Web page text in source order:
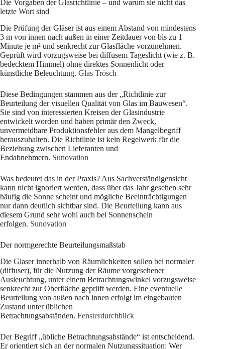
Die Vorgaben der Glasrichtlinie – und warum sie nicht das
letzte Wort sind
Die Prüfung der Gläser ist aus einem Abstand von mindestens
3 m von innen nach außen in einer Zeitdauer von bis zu 1
Minute je m² und senkrecht zur Glasfläche vorzunehmen.
Geprüft wird vorzugsweise bei diffusem Tageslicht (wie z. B.
bedecktem Himmel) ohne direktes Sonnenlicht oder
künstliche Beleuchtung. Glas Trösch
Diese Bedingungen stammen aus der „Richtlinie zur
Beurteilung der visuellen Qualität von Glas im Bauwesen“.
Sie sind von interessierten Kreisen der Glasindustrie
entwickelt worden und haben primär den Zweck,
unvermeidbare Produktionsfehler aus dem Mangelbegriff
herauszuhalten. Die Richtlinie ist kein Regelwerk für die
Beziehung zwischen Lieferanten und
Endabnehmern. Sunovation
Was bedeutet das in der Praxis? Aus Sachverständigensicht
kann nicht ignoriert werden, dass über das Jahr gesehen sehr
häufig die Sonne scheint und mögliche Beeinträchtigungen
nur dann deutlich sichtbar sind. Die Beurteilung kann aus
diesem Grund sehr wohl auch bei Sonnenschein
erfolgen. Sunovation
Der normgerechte Beurteilungsmaßstab
Die Glaser innerhalb von Räumlichkeiten sollen bei normaler
(diffuser), für die Nutzung der Räume vorgesehener
Ausleuchtung, unter einem Betrachtungswinkel vorzugsweise
senkrecht zur Oberfläche geprüft werden. Eine eventuelle
Beurteilung von außen nach innen erfolgt im eingebauten
Zustand unter üblichen
Betrachtungsabständen. Fensterdurchblick
Der Begriff „übliche Betrachtungsabstände“ ist entscheidend.
Er orientiert sich an der normalen Nutzungssituation: Wer